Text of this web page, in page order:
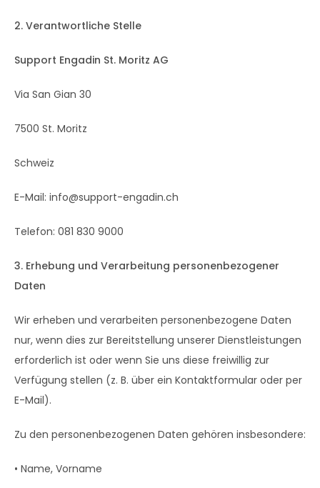
2. Verantwortliche Stelle
Support Engadin St. Moritz AG
Via San Gian 30
7500 St. Moritz
Schweiz
E-Mail: info@support-engadin.ch
Telefon: 081 830 9000
3. Erhebung und Verarbeitung personenbezogener
Daten
Wir erheben und verarbeiten personenbezogene Daten
nur, wenn dies zur Bereitstellung unserer Dienstleistungen
erforderlich ist oder wenn Sie uns diese freiwillig zur
Verfügung stellen (z. B. über ein Kontaktformular oder per
E-Mail).
Zu den personenbezogenen Daten gehören insbesondere:
• Name, Vorname